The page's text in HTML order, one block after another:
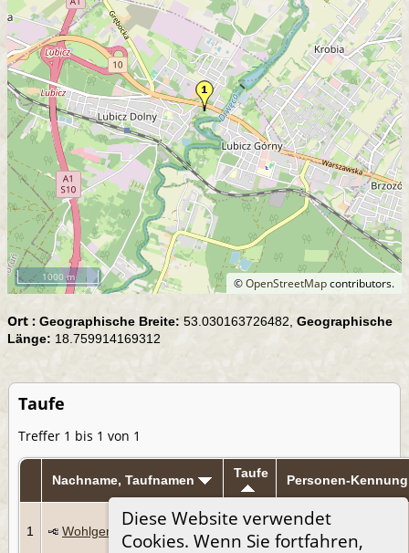
Diese Website verwendet
Cookies. Wenn Sie fortfahren,
©OpenStreetMapcontributors.
1000 m
Ort : Geographische Breite: 53.030163726482, Geographische
Länge: 18.759914169312
Taufe
Treffer 1 bis 1 von 1
Nachname, Taufnamen Taufe Personen-Kennung
1 Wohlgemuth, Karl Ludwig
15
1844
I555